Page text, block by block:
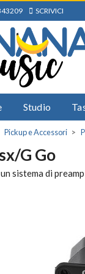
SCRIVICI
Studio
Pickup e Accessori
G Go
sistema di